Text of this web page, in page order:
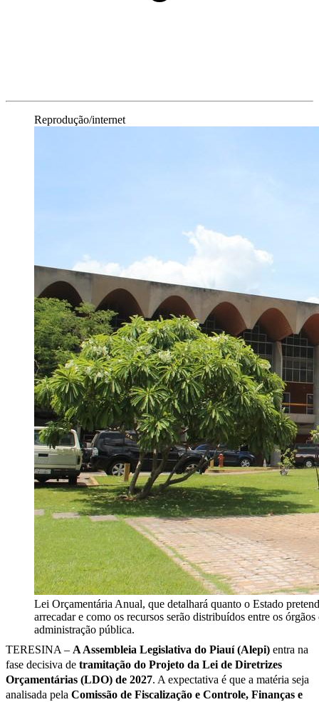
Reprodução/internet
Lei Orçamentária Anual, que detalhará quanto o Estado
arrecadar e como os recursos serão distribuídos entre os órgãos
administração pública.
TERESINA – A Assembleia Legislativa do Piauí (Alepi) entra na
fase decisiva de tramitação do Projeto da Lei de Diretrizes
Orçamentárias (LDO) de 2027. A expectativa é que a matéria seja
analisada pela Comissão de Fiscalização e Controle, Finanças e